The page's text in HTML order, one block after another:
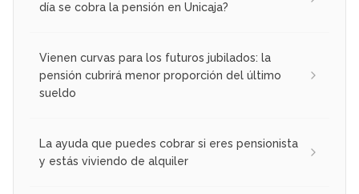
día se cobra la pensión en Unicaja?
Vienen curvas para los futuros jubilados: la
pensión cubrirá menor proporción del último
sueldo
La ayuda que puedes cobrar si eres pensionista
y estás viviendo de alquiler